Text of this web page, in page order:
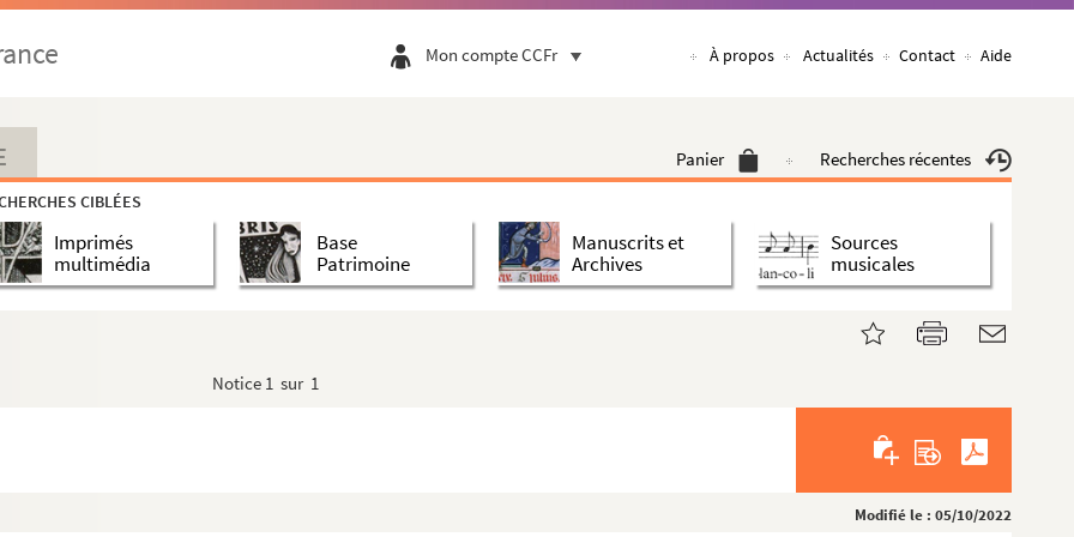
Mon compte CCFr À propos Actualités Contact Aide
Panier Recherches récentes
CIBLÉES
Imprimés
multimédia
Base
Patrimoine
Manuscrits et
Archives
Sources
musicales
Notice 1 sur 1
Modifié le : 05/10/2022